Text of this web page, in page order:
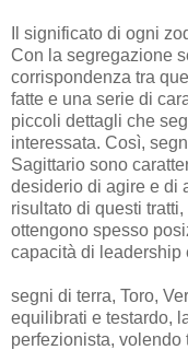
Il significato di ogni
Con la segregazione
corrispondenza tra
fatte e una serie di
piccoli dettagli che
interessata. Così,
Sagittario sono
desiderio di agire e di
risultato di questi
ottengono spesso
capacità di leadership
segni di terra, Toro,
equilibrati e testardo,
perfezionista, volendo